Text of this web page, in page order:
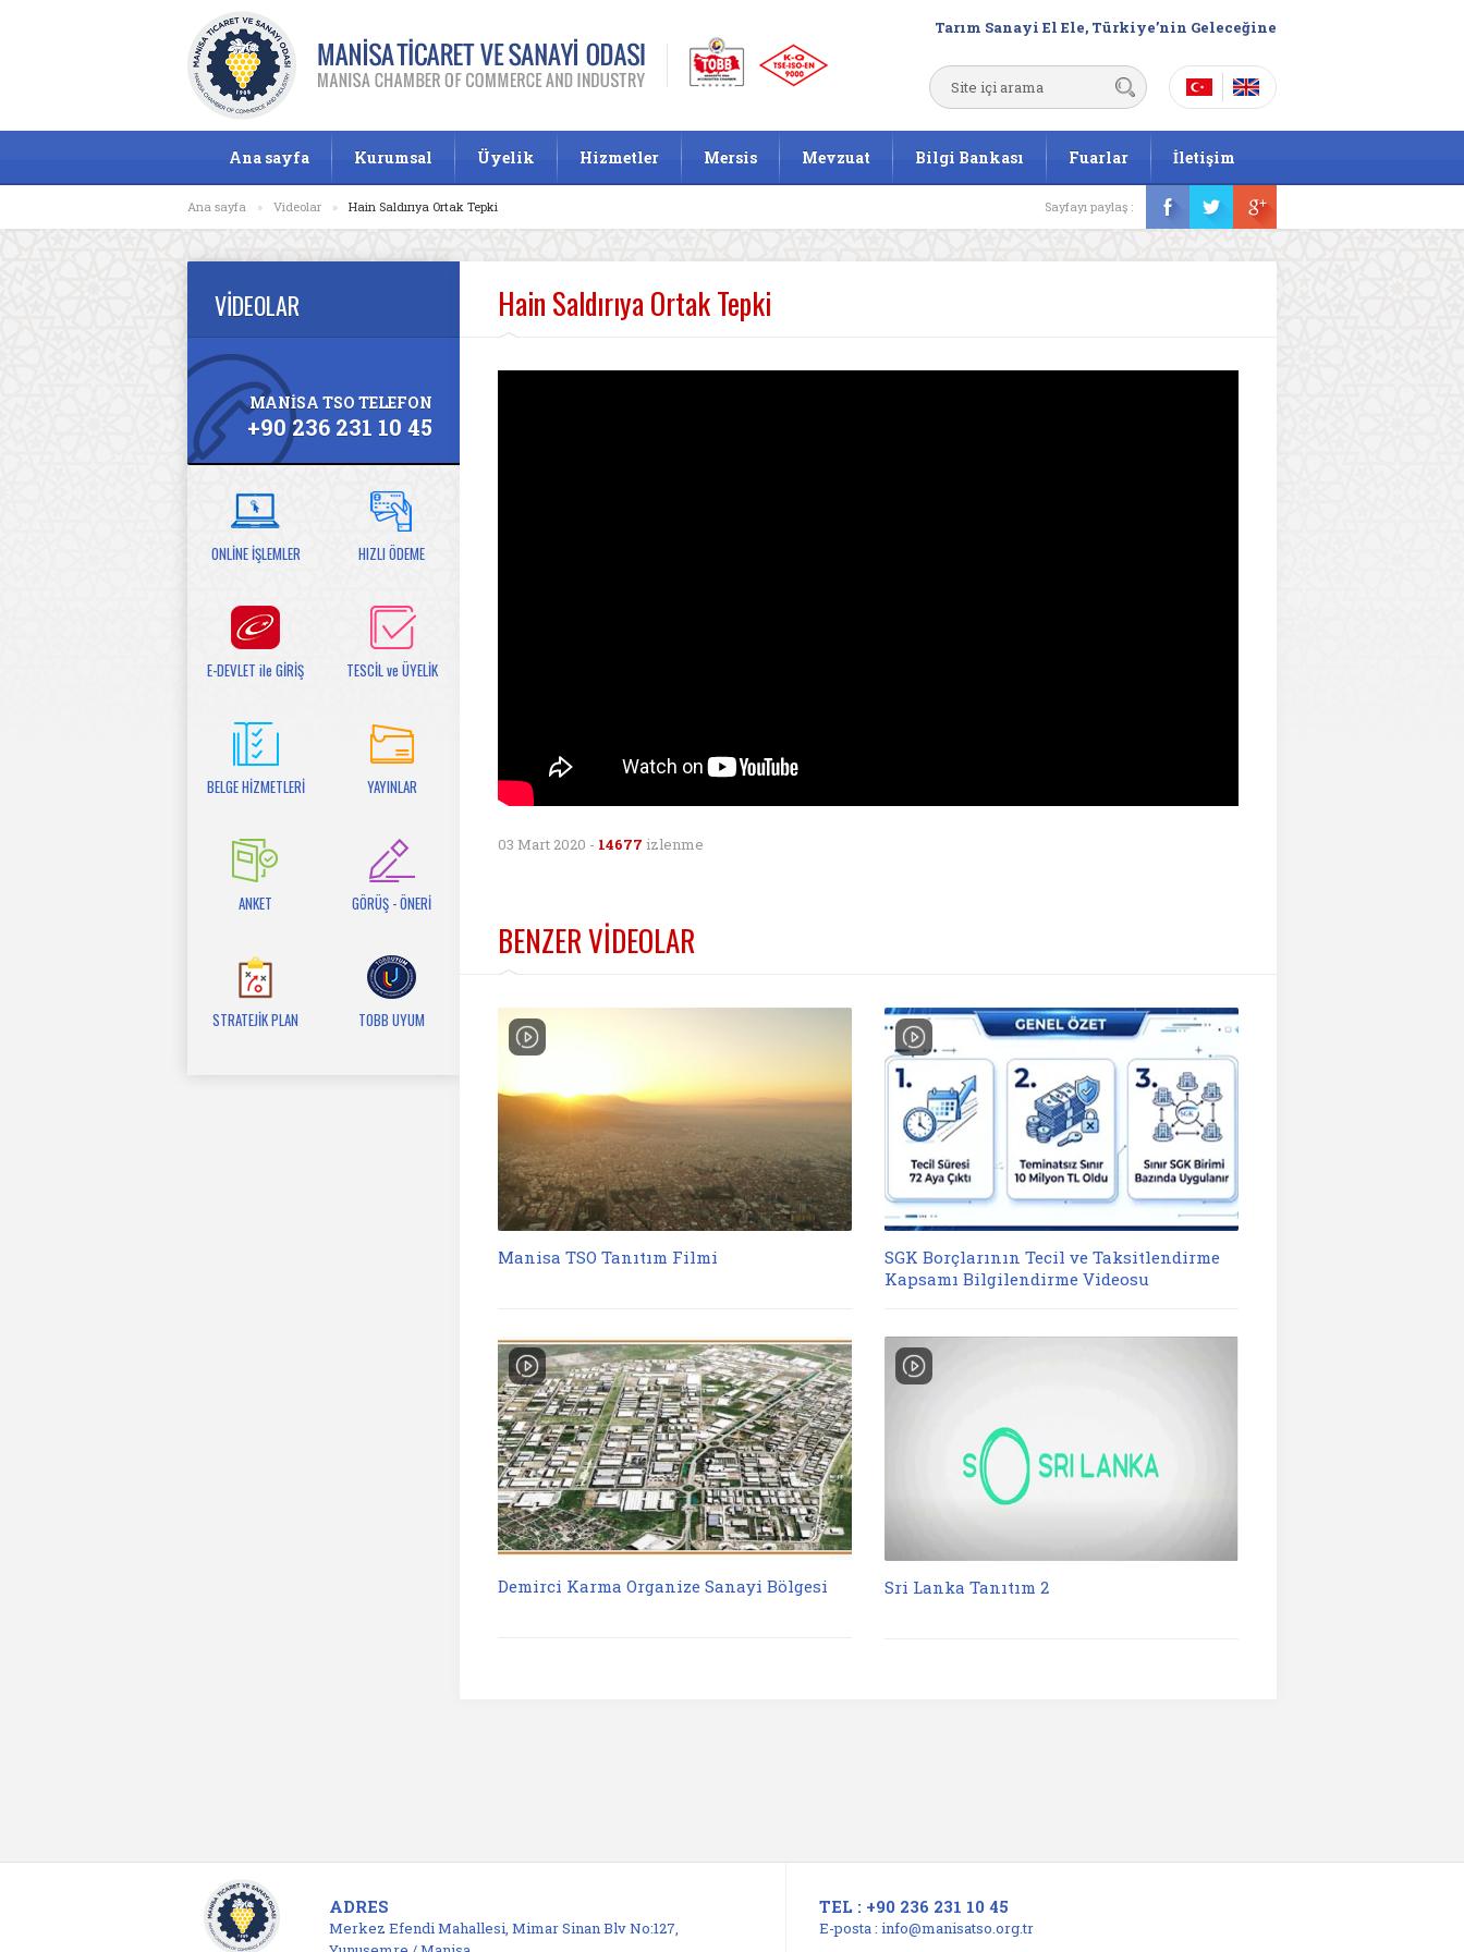
Tarım Sanayi El Ele, Türkiye’nin Geleceğine
Ana sayfa Kurumsal Üyelik Hizmetler Mersis Mevzuat Bilgi Bankası Fuarlar İletişim
Ana sayfa » Videolar » Hain Saldırıya Ortak Tepki Sayfayı paylaş :
VİDEOLAR
MANİSA TSO TELEFON
+90 236 231 10 45
ONLİNE İŞLEMLER HIZLI ÖDEME
E-DEVLET ile GİRİŞ TESCİL ve ÜYELİK
BELGE HİZMETLERİ YAYINLAR
ANKET GÖRÜŞ - ÖNERİ
STRATEJİK PLAN TOBB UYUM
Hain Saldırıya Ortak Tepki
03 Mart 2020 - 14677 izlenme
BENZER VİDEOLAR
Manisa TSO Tanıtım Filmi
SGK Borçlarının Tecil ve Taksitlendirme
Kapsamı Bilgilendirme Videosu
Demirci Karma Organize Sanayi Bölgesi Sri Lanka Tanıtım 2
ADRES
Merkez Efendi Mahallesi, Mimar Sinan Blv No:127,
TEL : +90 236 231 10 45
E-posta : info@manisatso.org.tr